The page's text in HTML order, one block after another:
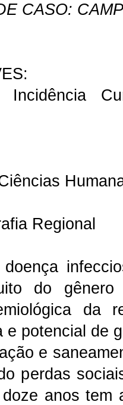
CASO:
Regional
do
da
e potencial de
e
perdas
anos tem